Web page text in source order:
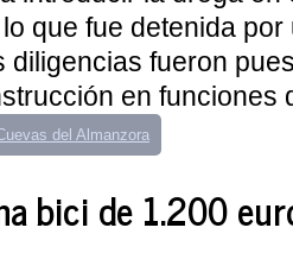
que fue detenida
diligencias fueron
en funciones
del Almanzora
bici de 1.200